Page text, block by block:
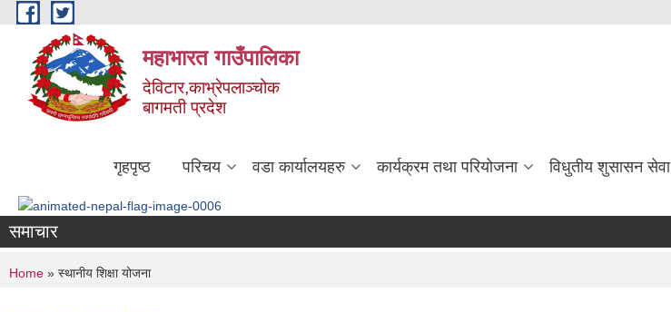
Skip to main content
महाभारत गाउँपालिका
देविटार,काभ्रेपलाञ्चोक
बागमती प्रदेश
गृहपृष्ठ परिचय वडा कार्यालयहरु कार्यक्रम तथा परियोजना विधुतीय शुसासन सेवा
समाचार
You are here
Home » स्थानीय शिक्षा योजना